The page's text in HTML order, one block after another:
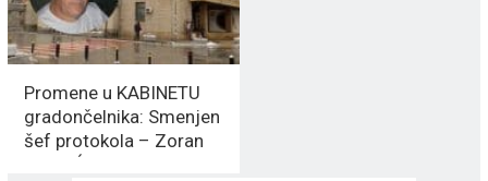
Promene u KABINETU
gradončelnika: Smenjen
šef protokola – Zoran
SPASIĆ